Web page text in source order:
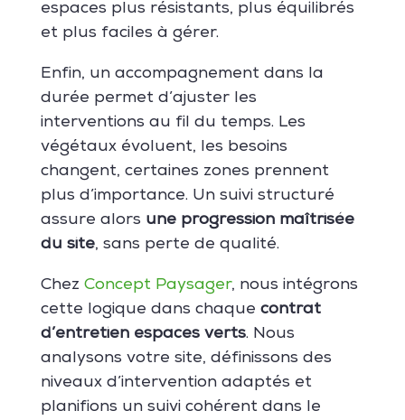
espaces plus résistants, plus équilibrés
et plus faciles à gérer.
Enfin, un accompagnement dans la
durée permet d’ajuster les
interventions au fil du temps. Les
végétaux évoluent, les besoins
changent, certaines zones prennent
plus d’importance. Un suivi structuré
assure alors une progression maîtrisée
du site, sans perte de qualité.
Chez Concept Paysager, nous intégrons
cette logique dans chaque contrat
d’entretien espaces verts. Nous
analysons votre site, définissons des
niveaux d’intervention adaptés et
planifions un suivi cohérent dans le